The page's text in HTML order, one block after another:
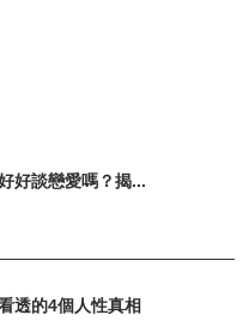
好談戀愛嗎？揭...
透的4個人性真相